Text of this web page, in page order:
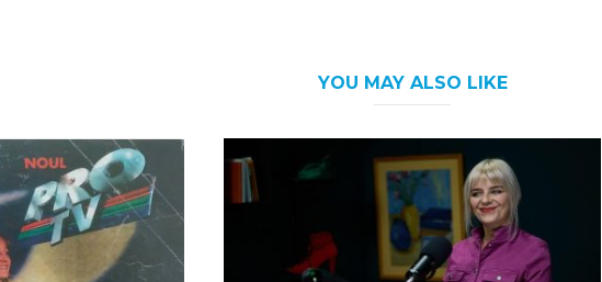
YOU MAY ALSO LIKE